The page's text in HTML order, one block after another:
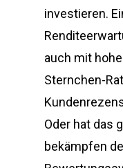
investieren.
auch mit
Sternchen-
Oder hat das
bekämpfen